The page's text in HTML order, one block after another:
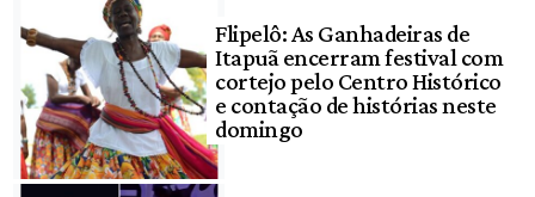
Flipelô: As Ganhadeiras de
Itapuã encerram festival com
cortejo pelo Centro Histórico
e contação de histórias neste
domingo